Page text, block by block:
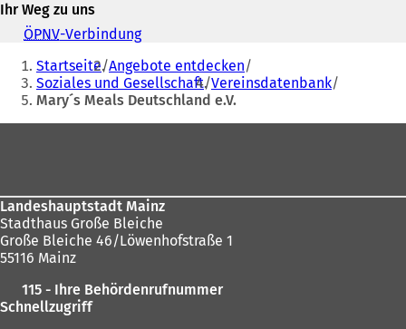
Mail-
Adresse
t
i
n
Ihr Weg zu uns
ÖPNV-Verbindung(
f
f
n
e
i
n
e
e
Sie
befinden
sich
hier:
Startseite Angebote entdecken
Soziales und Gesellschaft Vereinsdatenbank
Mary´s Meals Deutschland e.V.
Landeshauptstadt Mainz
Stadthaus Große Bleiche
Große Bleiche 46/Löwenhofstraße 1
55116 Mainz
115 - Ihre Behördenrufnummer
Schnellzugriff